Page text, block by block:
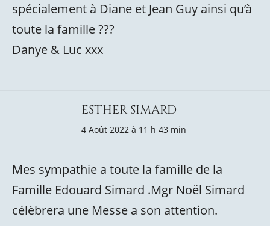
spécialement à Diane et Jean Guy ainsi qu’à
toute la famille ???
Danye & Luc xxx
ESTHER SIMARD
4 Août 2022 à 11 h 43 min
Mes sympathie a toute la famille de la
Famille Edouard Simard .Mgr Noël Simard
célèbrera une Messe a son attention.